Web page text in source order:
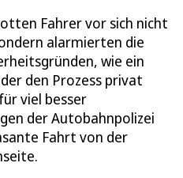
Fahrer vor sich nicht
alarmierten die
wie ein
den Prozess privat
viel besser
der Autobahnpolizei
Fahrt von der